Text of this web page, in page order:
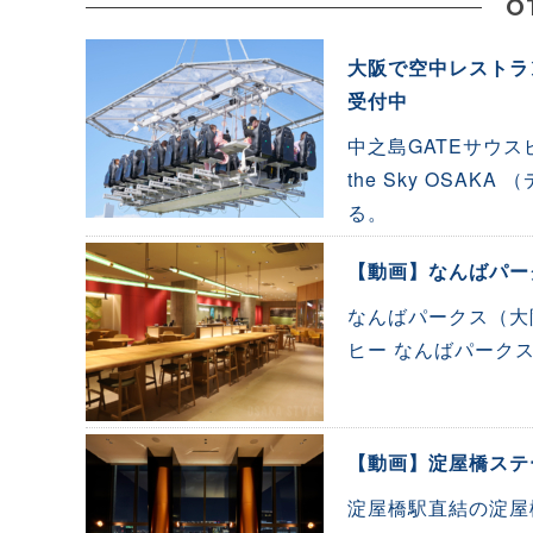
大阪で空中レスト
受付中
中之島GATEサウ
the Sky OSAKA （
る。
【動画】なんばパ
なんばパークス（
ヒー なんばパーク
【動画】淀屋橋ス
淀屋橋駅直結の淀